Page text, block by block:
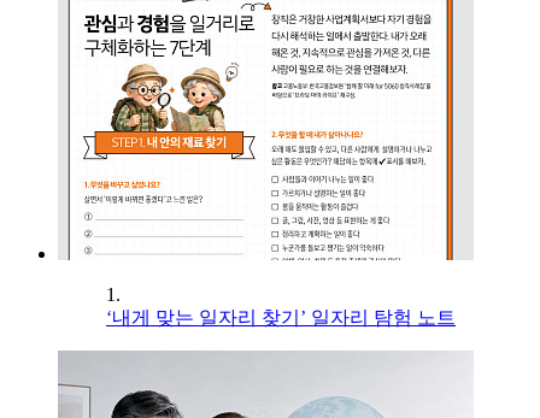
1.
‘내게 맞는 일자리 찾기’ 일자리 탐험 노트